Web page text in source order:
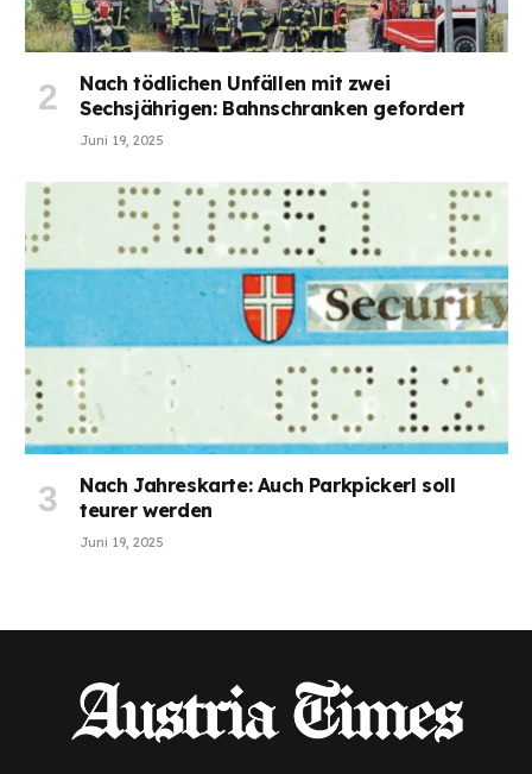
Nach tödlichen Unfällen mit zwei
Sechsjährigen: Bahnschranken gefordert
Juni 19, 2025
Nach Jahreskarte: Auch Parkpickerl soll
teurer werden
Juni 19, 2025